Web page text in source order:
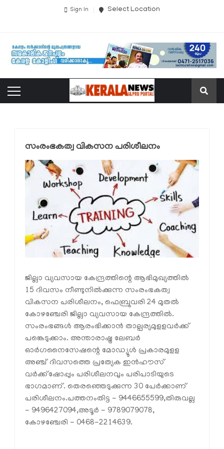
Sign In Select Location
സംരംഭകത്വ വികസന പരിശീലനം
ജില്ലാ വ്യവസായ കേന്ദ്രത്തിന്റെ ആഭിമുഖ്യത്തില്‍
15 ദിവസം നീണ്ടുനില്‍ക്കുന്ന സംരംഭകത്വ
വികസന പരിശീലനം, ഫെബ്രുവരി 24 മുതല്‍
കോഴഞ്ചേരി ജില്ലാ വ്യവസായ കേന്ദ്രത്തില്‍.
സംരംഭങ്ങള്‍ ആരംഭിക്കാന്‍ താല്പര്യമുളളവര്‍ക്ക്
പങ്കെടുക്കാം. അന്താരാഷ്ട്ര ലേബര്‍
ഓര്‍ഗനൈസേഷന്റെ മോഡ്യൂള്‍ പ്രകാരമുളള
അഞ്ച് ദിവസത്തെ പ്രത്യേക ഇന്‍ഹൗസ്
വര്‍ക്ക്ഷോപ്പും പരിശീലനവും പരിപാടിയുടെ
ഭാഗമാണ്. തെരഞ്ഞെടുക്കുന്ന 30 പേര്‍ക്കാണ്
പരിശീലനം.പത്തനംതിട്ട - 9446655599,തിരുവല്ല
- 9496427094,അടൂര്‍ - 9789079078,
കോഴഞ്ചേരി - 0468-2214639.